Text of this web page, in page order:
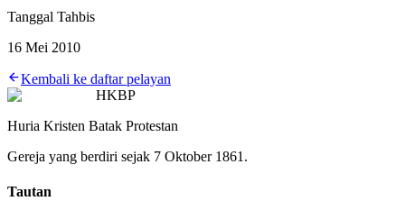
Tanggal Tahbis
16 Mei 2010
Kembali ke daftar pelayan
HKBP
Huria Kristen Batak Protestan
Gereja yang berdiri sejak 7 Oktober 1861.
Tautan